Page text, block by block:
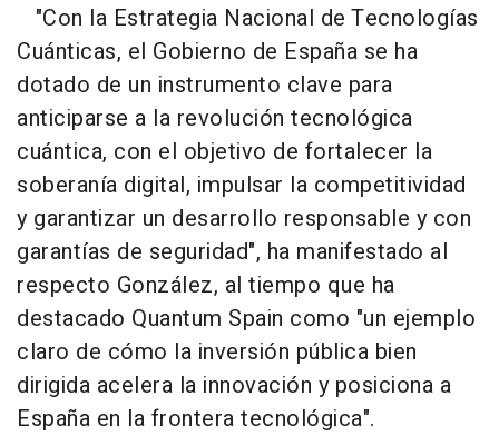
"Con la Estrategia Nacional de Tecnologías
Cuánticas, el Gobierno de España se ha
dotado de un instrumento clave para
anticiparse a la revolución tecnológica
cuántica, con el objetivo de fortalecer la
soberanía digital, impulsar la competitividad
y garantizar un desarrollo responsable y con
garantías de seguridad", ha manifestado al
respecto González, al tiempo que ha
destacado Quantum Spain como "un ejemplo
claro de cómo la inversión pública bien
dirigida acelera la innovación y posiciona a
España en la frontera tecnológica".